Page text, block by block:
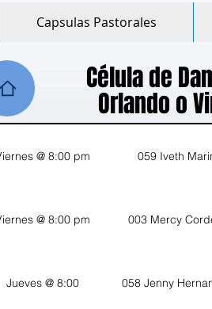
Capsulas Pastorales
Célula de
Orlando o
@ 8:00 pm 059 Iveth
@ 8:00 pm 003 Mercy
Jueves @ 8:00 058 Jenny